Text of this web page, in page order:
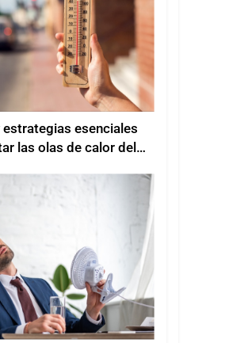
estrategias esenciales
las olas de calor del